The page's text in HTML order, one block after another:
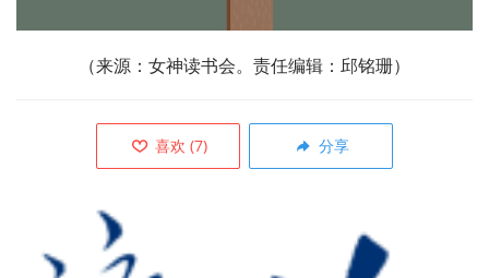
（来源：女神读书会。责任编辑：邱铭珊）
喜欢 (7) 分享